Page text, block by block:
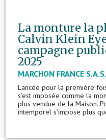
La monture la
Calvin Klein
campagne
2025
MARCHON FRANCE S.A.S.
Lancée pour la première
s'est imposée comme la
plus vendue de la Maison.
intemporel s'impose plus